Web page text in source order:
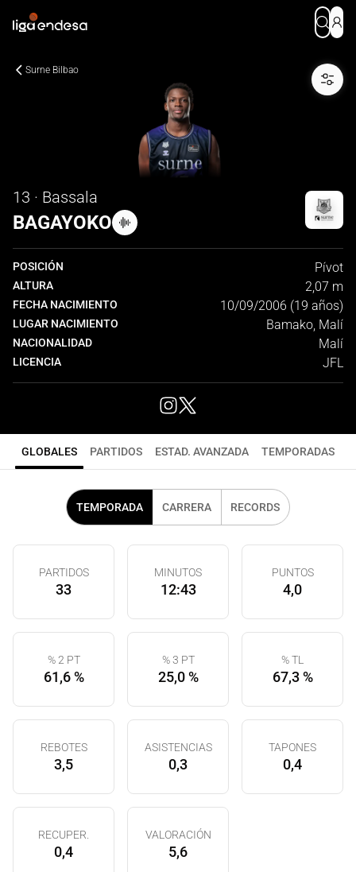
Surne Bilbao
13 · Bassala
BAGAYOKO
POSICIÓN Pívot
ALTURA 2,07 m
FECHA NACIMIENTO 10/09/2006 (19 años)
LUGAR NACIMIENTO Bamako, Malí
NACIONALIDAD Malí
LICENCIA JFL
GLOBALES PARTIDOS ESTAD. AVANZADA TEMPORADAS
TEMPORADA CARRERA RECORDS
PARTIDOS
33
MINUTOS
12:43
PUNTOS
4,0
% 2 PT
61,6 %
% 3 PT
25,0 %
% TL
67,3 %
REBOTES
3,5
ASISTENCIAS
0,3
TAPONES
0,4
RECUPER.
0,4
VALORACIÓN
5,6